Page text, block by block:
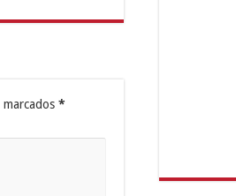
marcados *